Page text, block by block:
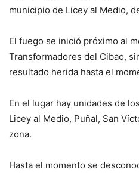
municipio de Licey al Medio,
El fuego se inició próximo al
Transformadores del Cibao,
resultado herida hasta el
En el lugar hay unidades de
Licey al Medio, Puñal, San
zona.
Hasta el momento se